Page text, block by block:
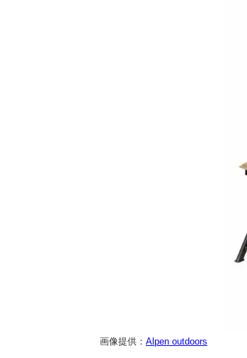
画像提供： Alpen outdoors